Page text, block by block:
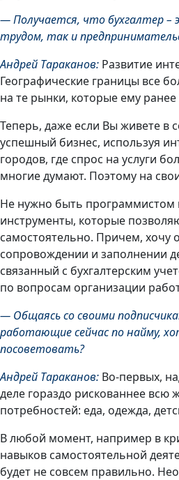
— Получается, что бухгалтер –
трудом, так и
Андрей Тараканов: Развитие
Географические границы все
на те рынки, которые ему
Теперь, даже если Вы живете в
успешный бизнес, используя
городов, где спрос на услуги
многие думают. Поэтому на
Не нужно быть программистом
инструменты, которые
самостоятельно. Причем, хочу
сопровождении и заполнении
связанный с бухгалтерским
по вопросам организации
— Общаясь со своими
работающие сейчас по найму,
посоветовать?
Андрей Тараканов: Во-первых,
деле гораздо рискованнее всю
потребностей: еда, одежда,
В любой момент, например в
навыков самостоятельной
будет не совсем правильно.